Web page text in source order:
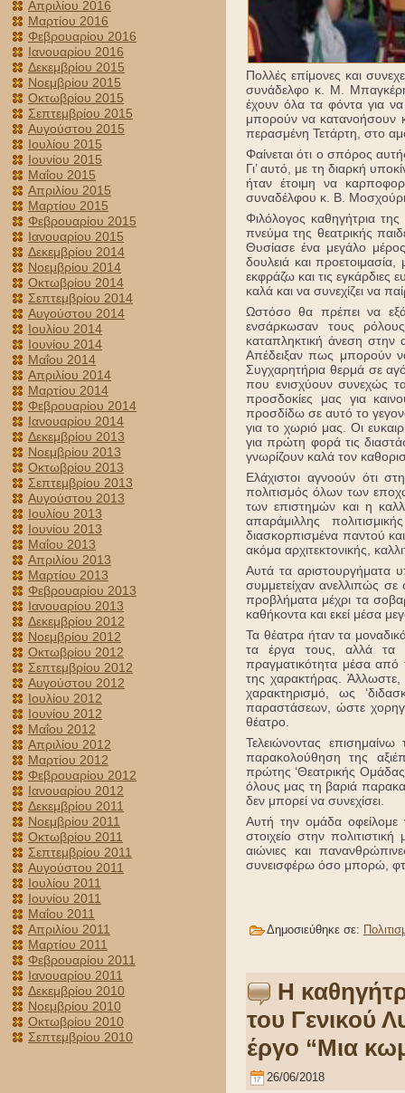
Απριλίου 2016
Μαρτίου 2016
Φεβρουαρίου 2016
Ιανουαρίου 2016
Δεκεμβρίου 2015
Νοεμβρίου 2015
Οκτωβρίου 2015
Σεπτεμβρίου 2015
Αυγούστου 2015
Ιουλίου 2015
Ιουνίου 2015
Μαΐου 2015
Απριλίου 2015
Μαρτίου 2015
Φεβρουαρίου 2015
Ιανουαρίου 2015
Δεκεμβρίου 2014
Νοεμβρίου 2014
Οκτωβρίου 2014
Σεπτεμβρίου 2014
Αυγούστου 2014
Ιουλίου 2014
Ιουνίου 2014
Μαΐου 2014
Απριλίου 2014
Μαρτίου 2014
Φεβρουαρίου 2014
Ιανουαρίου 2014
Δεκεμβρίου 2013
Νοεμβρίου 2013
Οκτωβρίου 2013
Σεπτεμβρίου 2013
Αυγούστου 2013
Ιουλίου 2013
Ιουνίου 2013
Μαΐου 2013
Απριλίου 2013
Μαρτίου 2013
Φεβρουαρίου 2013
Ιανουαρίου 2013
Δεκεμβρίου 2012
Νοεμβρίου 2012
Οκτωβρίου 2012
Σεπτεμβρίου 2012
Αυγούστου 2012
Ιουλίου 2012
Ιουνίου 2012
Μαΐου 2012
Απριλίου 2012
Μαρτίου 2012
Φεβρουαρίου 2012
Ιανουαρίου 2012
Δεκεμβρίου 2011
Νοεμβρίου 2011
Οκτωβρίου 2011
Σεπτεμβρίου 2011
Αυγούστου 2011
Ιουλίου 2011
Ιουνίου 2011
Μαΐου 2011
Απριλίου 2011
Μαρτίου 2011
Φεβρουαρίου 2011
Ιανουαρίου 2011
Δεκεμβρίου 2010
Νοεμβρίου 2010
Οκτωβρίου 2010
Σεπτεμβρίου 2010
Πολλές επίμονες και
συνάδελφο κ. Μ.
έχουν όλα τα φόντα για
μπορούν να κατανοήσουν
περασμένη Τετάρτη, στο
Φαίνεται ότι ο σπόρος
Γι’ αυτό, με τη διαρκή
ήταν έτοιμη να
συναδέλφου κ. Β.
Φιλόλογος καθηγήτρια
πνεύμα της θεατρικής
Θυσίασε ένα μεγάλο
δουλειά και
εκφράζω και τις εγκάρδιες
καλά και να συνεχίζει να
Ωστόσο θα πρέπει να
ενσάρκωσαν τους
καταπληκτική άνεση
Απέδειξαν πως μπορούν
Συγχαρητήρια θερμά σε
που ενισχύουν συνεχώς
προσδοκίες μας για
προσδίδω σε αυτό το
για το χωριό μας. Οι
για πρώτη φορά τις
γνωρίζουν καλά τον
Ελάχιστοι αγνοούν ότι
πολιτισμός όλων των
των επιστημών και η
απαράμιλλης
διασκορπισμένα παντού
ακόμα αρχιτεκτονικής,
Αυτά τα αριστουργήματα
συμμετείχαν ανελλιπώς
προβλήματα μέχρι τα
καθήκοντα και εκεί μέσα
Τα θέατρα ήταν τα μοναδικά
τα έργα τους, αλλά τα
πραγματικότητα μέσα από
της χαρακτήρας.
χαρακτηρισμό, ως
παραστάσεων, ώστε
θέατρο.
Τελειώνοντας
παρακολούθηση της
πρώτης ‘Θεατρικής Ομάδας
όλους μας τη βαριά
δεν μπορεί να συνεχίσει.
Αυτή την ομάδα οφείλομε
στοιχείο στην
αιώνιες και
συνεισφέρω όσο μπορώ,
Δημοσιεύθηκε σε:
Η
του Γενικού
έργο “Μια
26/06/2018